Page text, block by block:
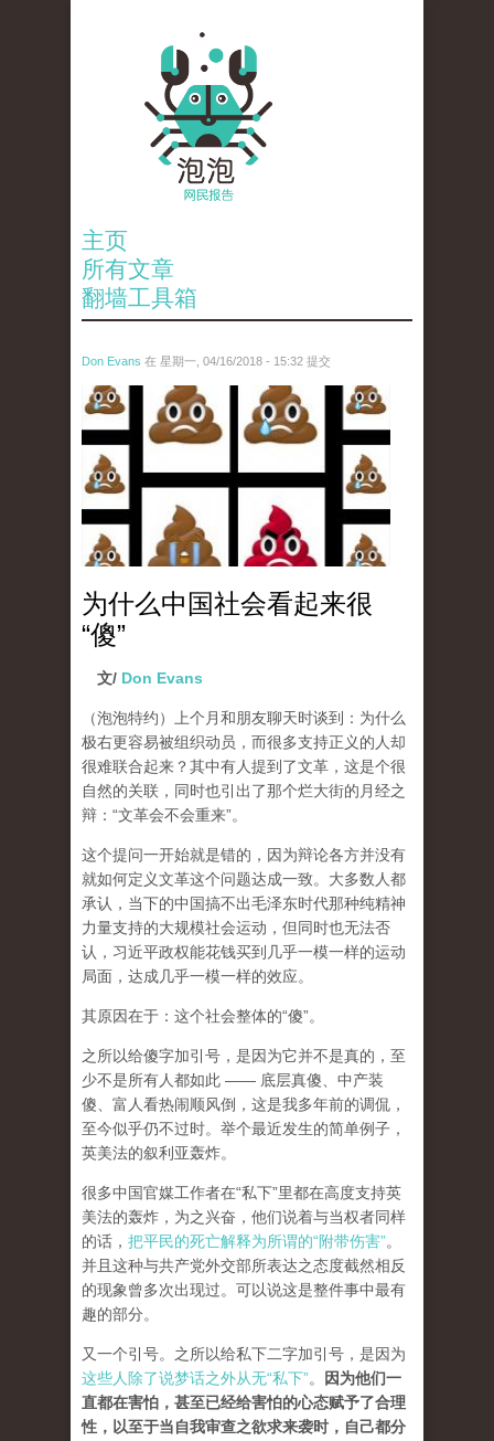
主页
所有文章
翻墙工具箱
Don Evans 在 星期一, 04/16/2018 - 15:32 提交
wechatimg1053.jpeg
为什么中国社会看起来很
“傻”
文/ Don Evans
（泡泡特约）
上个月和朋友聊天时谈到：为什么
极右更容易被组织动员，而很多支持正义的人却
很难联合起来？其中有人提到了文革，这是个很
自然的关联，同时也引出了那个烂大街的月经之
辩：“文革会不会重来”。
这个提问一开始就是错的，因为辩论各方并没有
就如何定义文革这个问题达成一致。大多数人都
承认，当下的中国搞不出毛泽东时代那种纯精神
力量支持的大规模社会运动，但同时也无法否
认，习近平政权能花钱买到几乎一模一样的运动
局面，达成几乎一模一样的效应。
其原因在于：这个社会整体的“傻”。
之所以给傻字加引号，是因为它并不是真的，至
少不是所有人都如此 —— 底层真傻、中产装
傻、富人看热闹顺风倒，这是我多年前的调侃，
至今似乎仍不过时。举个最近发生的简单例子，
英美法的叙利亚轰炸。
很多中国官媒工作者在“私下”里都在高度支持英
美法的轰炸，为之兴奋，他们说着与当权者同样
的话， 把平民的死亡解释为所谓的“附带伤害”。
并且这种与共产党外交部所表达之态度截然相反
的现象曾多次出现过。可以说这是整件事中最有
趣的部分。
又一个引号。之所以给私下二字加引号，是因为
这些人除了说梦话之外从无“私下”。
因为他们一
直都在害怕，甚至已经给害怕的心态赋予了合理
性，以至于当自我审查之欲求来袭时，自己都分